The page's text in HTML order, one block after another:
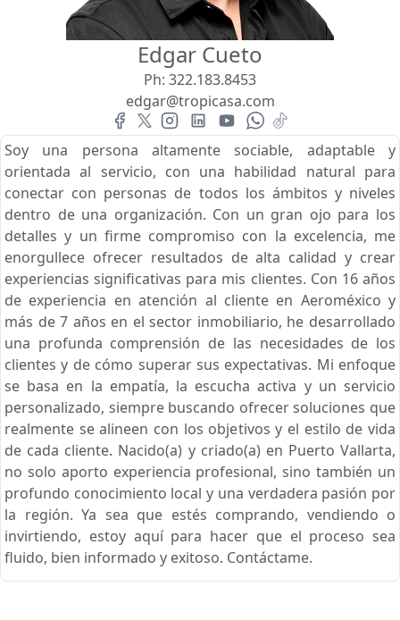
Pie de Playa Buscar usando:
MXN
Menor Precio Primero
Edgar Cueto
Ph: 322.183.8453
edgar@tropicasa.com
Soy una persona altamente sociable, adaptable y
orientada al servicio, con una habilidad natural para
conectar con personas de todos los ámbitos y niveles
dentro de una organización. Con un gran ojo para los
detalles y un firme compromiso con la excelencia, me
enorgullece ofrecer resultados de alta calidad y crear
experiencias significativas para mis clientes. Con 16 años
de experiencia en atención al cliente en Aeroméxico y
más de 7 años en el sector inmobiliario, he desarrollado
una profunda comprensión de las necesidades de los
clientes y de cómo superar sus expectativas. Mi enfoque
se basa en la empatía, la escucha activa y un servicio
personalizado, siempre buscando ofrecer soluciones que
realmente se alineen con los objetivos y el estilo de vida
de cada cliente. Nacido(a) y criado(a) en Puerto Vallarta,
no solo aporto experiencia profesional, sino también un
profundo conocimiento local y una verdadera pasión por
la región. Ya sea que estés comprando, vendiendo o
invirtiendo, estoy aquí para hacer que el proceso sea
fluido, bien informado y exitoso. Contáctame.